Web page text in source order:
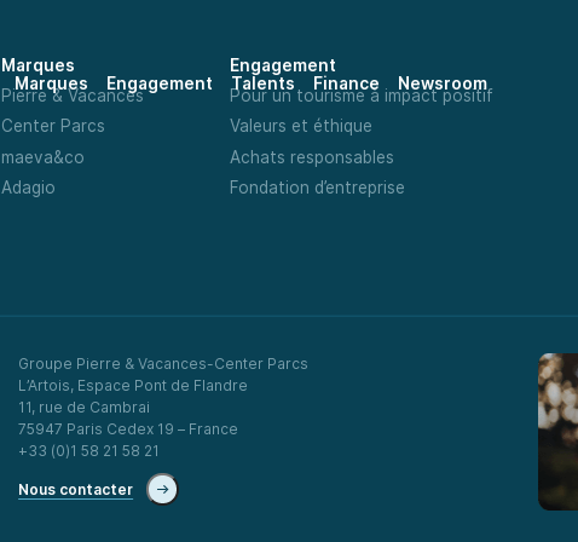
Marques Engagement Talents Finance Newsroom
Marques
Pierre & Vacances
Center Parcs
maeva&co
Adagio
Engagement
Pour un tourisme à impact positif
Valeurs et éthique
Achats responsables
Fondation d’entreprise
Groupe Pierre & Vacances-Center Parcs
L’Artois, Espace Pont de Flandre
11, rue de Cambrai
75947 Paris Cedex 19 – France
+33 (0)1 58 21 58 21
Nous contacter